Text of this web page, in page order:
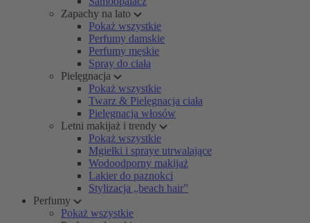
Zapachy na lato
Pokaż wszystkie
Perfumy damskie
Perfumy męskie
Spray do ciała
Pielęgnacja
Pokaż wszystkie
Twarz & Pielęgnacja ciała
Pielęgnacja włosów
Letni makijaż i trendy
Pokaż wszystkie
Mgiełki i spraye utrwalające
Wodoodporny makijaż
Lakier do paznokci
Stylizacja „beach hair”
Perfumy
Pokaż wszystkie